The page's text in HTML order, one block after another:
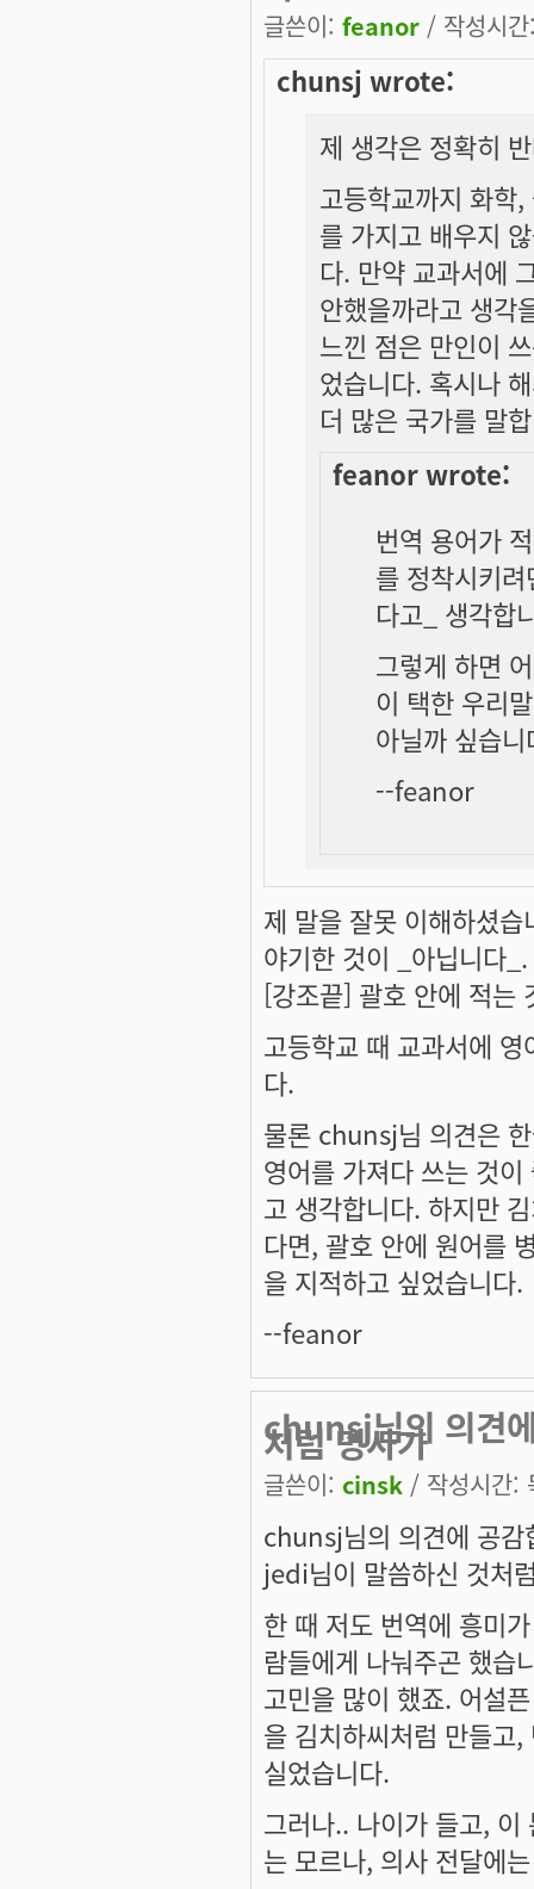
글쓴이: feanor / 작성시
chunsj wrote:
제 생각은 정확히
고등학교까지 화학
를 가지고 배우지
다. 만약 교과서에
안했을까라고 생각
느낀 점은 만인이
었습니다. 혹시나
더 많은 국가를 말
feanor wrote:
번역 용어가
를 정착시키
다고_ 생각합
그렇게 하면
이 택한 우리
아닐까 싶습
--feanor
제 말을 잘못 이해하셨
야기한 것이 _아닙니다
[강조끝] 괄호 안에 적는
고등학교 때 교과서에
다.
물론 chunsj님 의견은
영어를 가져다 쓰는 것
고 생각합니다. 하지만
다면, 괄호 안에 원어를
을 지적하고 싶었습니다.
--feanor
chunsj님의 의견
처럼 명사가
글쓴이: cinsk / 작성시간:
chunsj님의 의견에 공감
jedi님이 말씀하신 것처
한 때 저도 번역에 흥미
람들에게 나눠주곤 했습
고민을 많이 했죠. 어설
을 김치하씨처럼 만들
실었습니다.
그러나.. 나이가 들고, 이
는 모르나, 의사 전달에